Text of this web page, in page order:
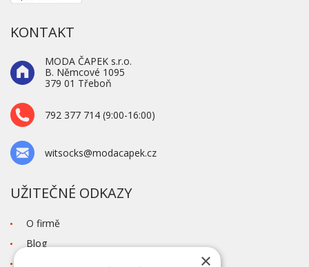
KONTAKT
MODA ČAPEK s.r.o.
B. Němcové 1095
379 01 Třeboň
792 377 714 (9:00-16:00)
witsocks@modacapek.cz
UŽITEČNÉ ODKAZY
O firmě
Blog
×